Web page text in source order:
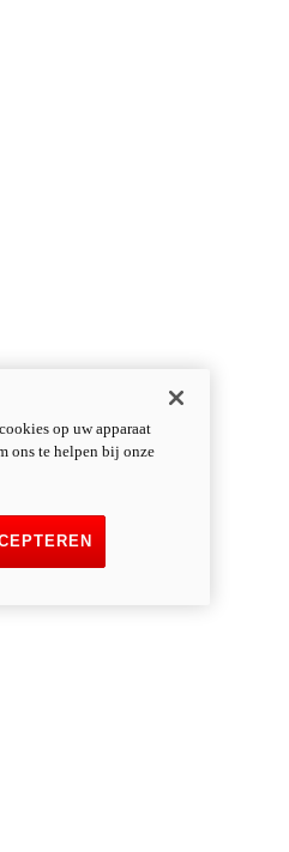
op uw apparaat
ons te helpen bij onze